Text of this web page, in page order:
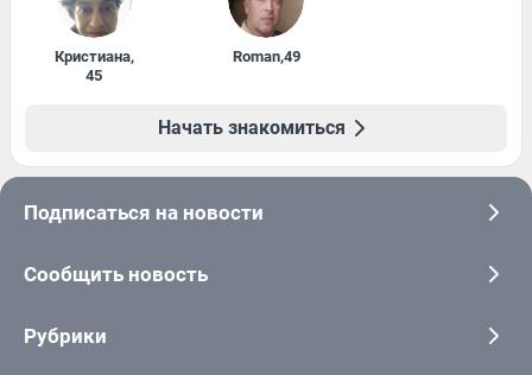
Кристиана,
45
Roman,49
Начать знакомиться
Подписаться на новости
Сообщить новость
Рубрики